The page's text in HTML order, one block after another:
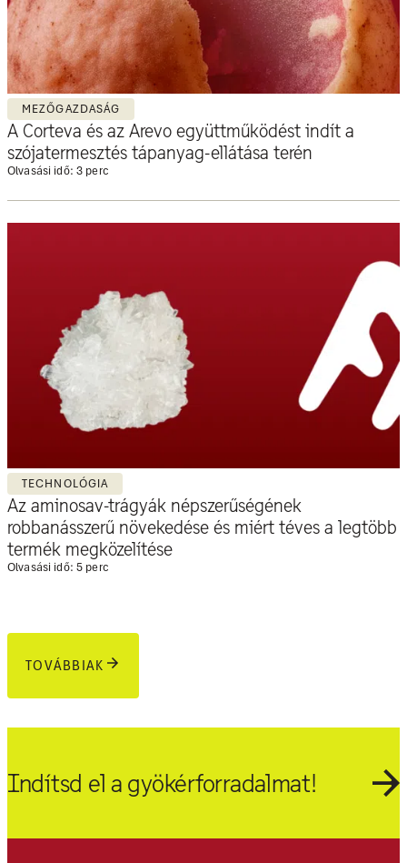
MEZŐGAZDASÁG
A Corteva és az Arevo együttműködést indít a
szójatermesztés tápanyag-ellátása terén
Olvasási idő: 3 perc
TECHNOLÓGIA
Az aminosav-trágyák népszerűségének
robbanásszerű növekedése és miért téves a legtöbb
termék megközelítése
Olvasási idő: 5 perc
TOVÁBBIAK
Indítsd el a gyökérforradalmat!